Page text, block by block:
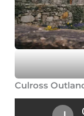
Culross